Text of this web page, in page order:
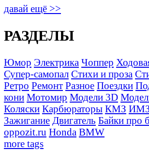
давай ещё >>
РАЗДЕЛЫ
Юмор Электрика Чоппер
Супер-самопал Стихи и проза
Ретро Ремонт Разное Поездки
кони Мотомир Модели 3D
Коляски Карбюраторы КМЗ
Зажигание Двигатель Байки про
oppozit.ru Honda BMW
more tags